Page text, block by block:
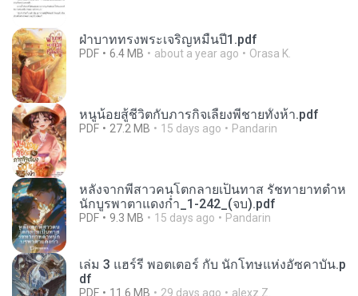
ฝ่าบาททรงพระเจริญหมื่นปี1.pdf
PDF 6.4 MB about a year ago Orasa K.
หนูน้อยสู้ชีวิตกับภารกิจเลี้ยงพี่ชายทั้งห้า.pdf
PDF 27.2 MB 15 days ago Pandarin
หลังจากพี่สาวคนโตกลายเป็นทาส รัชทายาทตำห
นักบูรพาตาแดงก่ำ_1-242_(จบ).pdf
PDF 9.3 MB 15 days ago Pandarin
เล่ม 3 แฮร์รี่ พอตเตอร์ กับ นักโทษแห่งอัซคาบัน.p
df
PDF 11.6 MB 29 days ago alexz Z.